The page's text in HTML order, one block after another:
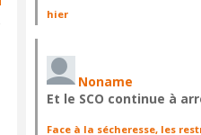
hier
Noname
Et le SCO continue à
Face à la sécheresse, les